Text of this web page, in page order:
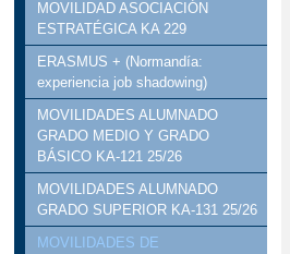
MOVILIDAD ASOCIACIÓN
ESTRATÉGICA KA 229
ERASMUS + (Normandía:
experiencia job shadowing)
MOVILIDADES ALUMNADO
GRADO MEDIO Y GRADO
BÁSICO KA-121 25/26
MOVILIDADES ALUMNADO
GRADO SUPERIOR KA-131 25/26
MOVILIDADES DE